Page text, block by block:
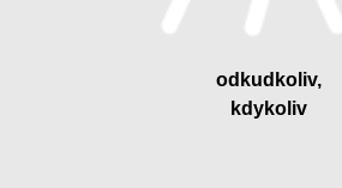
odkudkoliv,
kdykoliv